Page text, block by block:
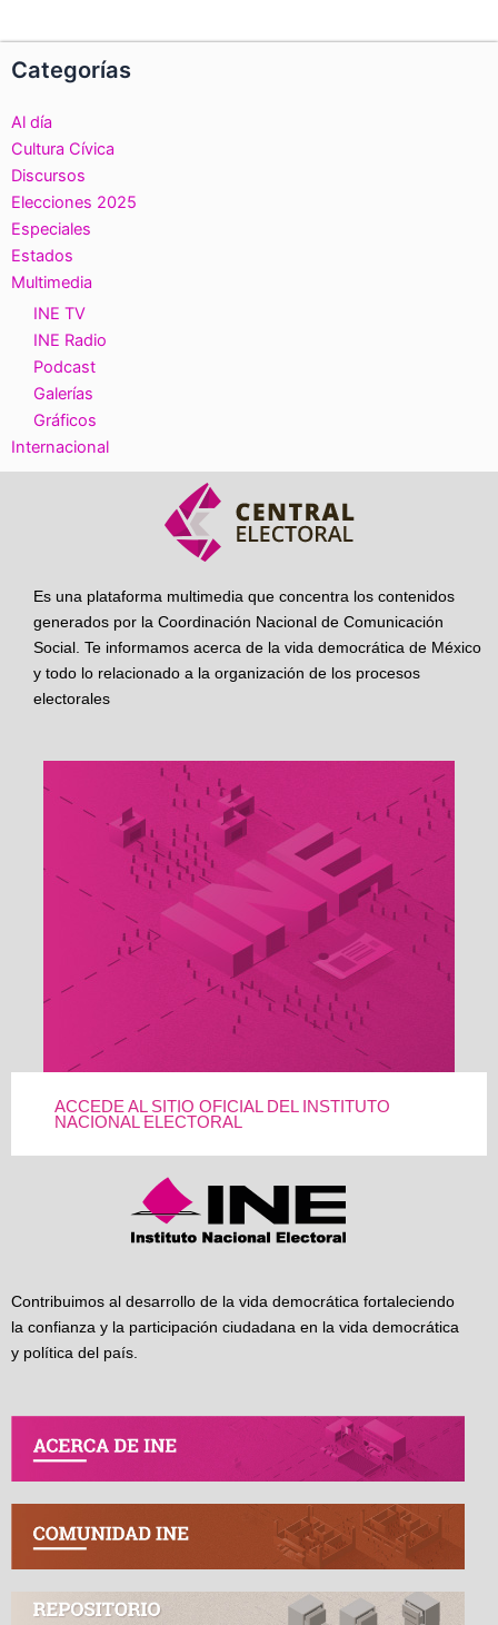
Categorías
Al día
Cultura Cívica
Discursos
Elecciones 2025
Especiales
Estados
Multimedia
INE TV
INE Radio
Podcast
Galerías
Gráficos
Internacional
Es una plataforma multimedia que concentra los contenidos
generados por la Coordinación Nacional de Comunicación
Social. Te informamos acerca de la vida democrática de México
y todo lo relacionado a la organización de los procesos
electorales
ACCEDE AL SITIO OFICIAL DEL INSTITUTO
NACIONAL ELECTORAL
Contribuimos al desarrollo de la vida democrática fortaleciendo
la confianza y la participación ciudadana en la vida democrática
y política del país.